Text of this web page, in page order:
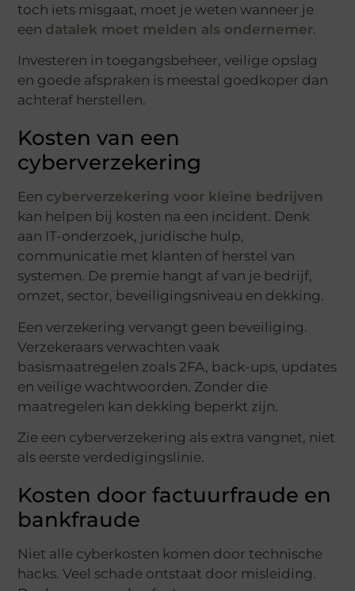
toch iets misgaat, moet je weten wanneer je
een datalek moet melden als ondernemer.
Investeren in toegangsbeheer, veilige opslag
en goede afspraken is meestal goedkoper dan
achteraf herstellen.
Kosten van een
cyberverzekering
Een cyberverzekering voor kleine bedrijven
kan helpen bij kosten na een incident. Denk
aan IT-onderzoek, juridische hulp,
communicatie met klanten of herstel van
systemen. De premie hangt af van je bedrijf,
omzet, sector, beveiligingsniveau en dekking.
Een verzekering vervangt geen beveiliging.
Verzekeraars verwachten vaak
basismaatregelen zoals 2FA, back-ups, updates
en veilige wachtwoorden. Zonder die
maatregelen kan dekking beperkt zijn.
Zie een cyberverzekering als extra vangnet, niet
als eerste verdedigingslinie.
Kosten door factuurfraude en
bankfraude
Niet alle cyberkosten komen door technische
hacks. Veel schade ontstaat door misleiding.